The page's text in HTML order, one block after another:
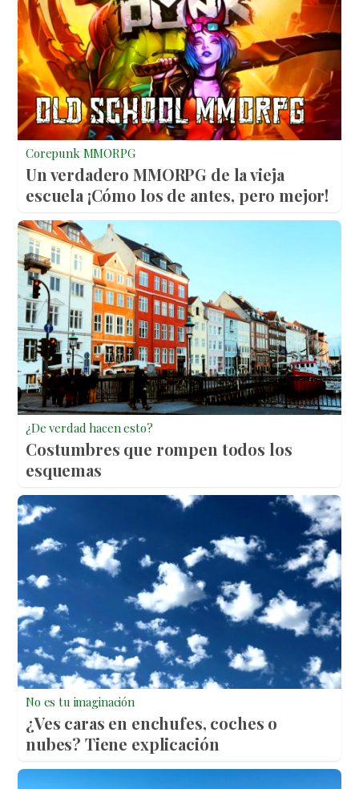
Corepunk MMORPG
Un verdadero MMORPG de la vieja
escuela ¡Cómo los de antes, pero mejor!
¿De verdad hacen esto?
Costumbres que rompen todos los
esquemas
No es tu imaginación
¿Ves caras en enchufes, coches o
nubes? Tiene explicación